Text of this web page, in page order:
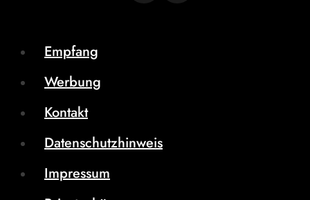
Empfang
Werbung
Kontakt
Datenschutzhinweis
Impressum